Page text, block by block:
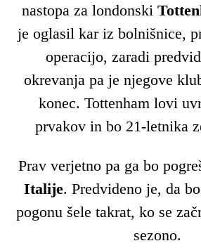
nastopa za londonski
je oglasil kar iz bolnišnice,
operacijo, zaradi
okrevanja pa je njegove
konec. Tottenham lovi
prvakov in bo 21-letnika
Prav verjetno pa ga bo
Italije. Predvideno je, da
pogonu šele takrat, ko se
sezono.